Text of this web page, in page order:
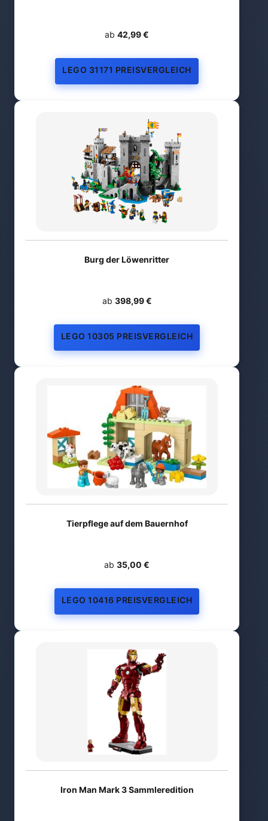
ab 42,99 €
LEGO 31171 PREISVERGLEICH
Burg der Löwenritter
ab 398,99 €
LEGO 10305 PREISVERGLEICH
Tierpflege auf dem Bauernhof
ab 35,00 €
LEGO 10416 PREISVERGLEICH
Iron Man Mark 3 Sammleredition